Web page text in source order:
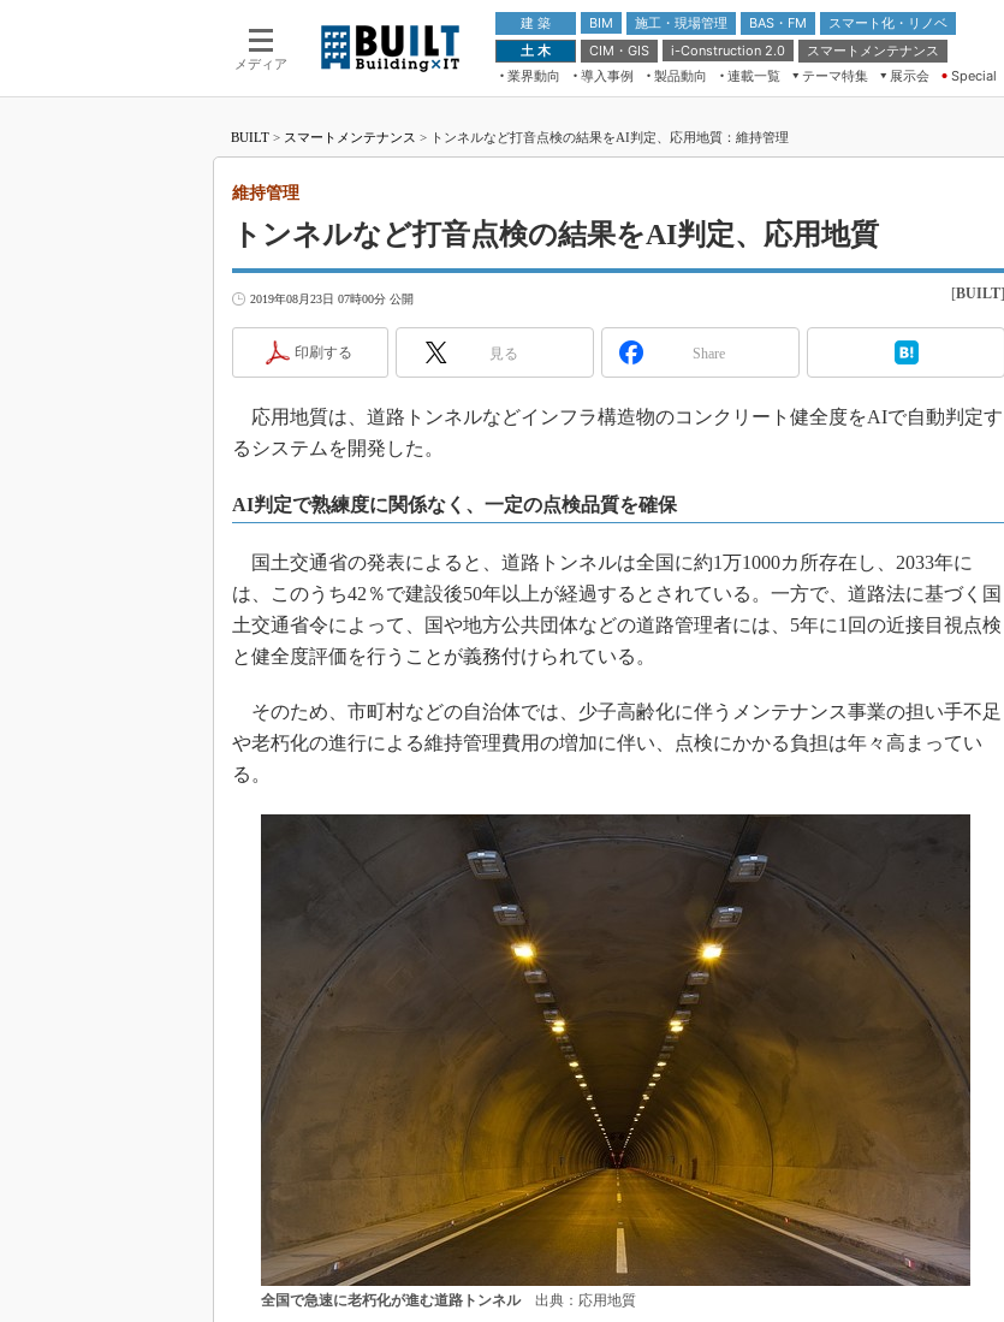
メディア
建 築 BIM 施工・現場管理 BAS・FM
スマート化・リノベ
土 木
CIM・GIS i-Construction 2.0
スマートメンテナンス
業界動向
導入事例 製品動向 連載一覧
テーマ特集
ドローンがもたらす建設業界の“ゲー
ムチェンジ” Ver.2.0
“Society5.0”時代のスマートビル
VR／ARが描くモノづくりのミライ
展示会
第8回 国際 建設・測量展
築・土木・不動産の先端技術展－
Japan Drone 2023
日本 ものづくりワールド 2020
2019
Special
BUILT > スマートメンテナンス > トンネルなど打音点検の結果をAI判定、応用地質：維持管理
トンネルなど打音点検の結果をAI判定、応用地質
維持管理
2019年08月23日 07時00分 公開 [BUILT]
印刷する 見る Share
応用地質は、道路トンネルなどインフラ構造物のコンクリート健全度をAIで自動判定す
るシステムを開発した。
AI判定で熟練度に関係なく、一定の点検品質を確保
国土交通省の発表によると、道路トンネルは全国に約1万1000カ所存在し、2033年に
は、このうち42％で建設後50年以上が経過するとされている。一方で、道路法に基づく国
土交通省令によって、国や地方公共団体などの道路管理者には、5年に1回の近接目視点検
と健全度評価を行うことが義務付けられている。
そのため、市町村などの自治体では、少子高齢化に伴うメンテナンス事業の担い手不足
や老朽化の進行による維持管理費用の増加に伴い、点検にかかる負担は年々高まってい
る。
全国で急速に老朽化が進む道路トンネル出典：応用地質